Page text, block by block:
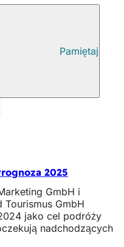
Pamiętaj
2025
GmbH i
Tourismus GmbH
jako cel podróży
nadchodzących